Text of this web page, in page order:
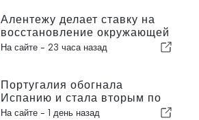
Алентежу делает ставку на
восстановление окружающей
среды за счет европейских
На сайте - 23 часа назад
Португалия обогнала
Испанию и стала вторым по
величине производителем
На сайте - 1 день назад